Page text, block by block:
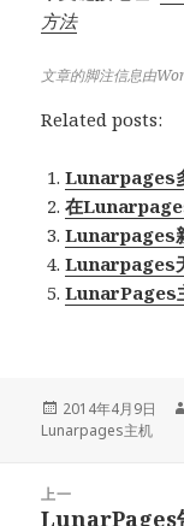
方法
文章的脚注信息由
Related posts:
Lunarpages
在
Lunarpages
Lunarpages
LunarPages
发
布
2014年4月9日
Lunarpages主机
上一
上
LunarPages